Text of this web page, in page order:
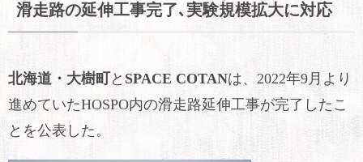
滑走路の延伸工事完了､実験規模拡大に対応
北海道・大樹町 と SPACE COTANは、2022年9月より
進めていたHOSPO内の滑走路延伸工事が完了したこ
とを公表した。